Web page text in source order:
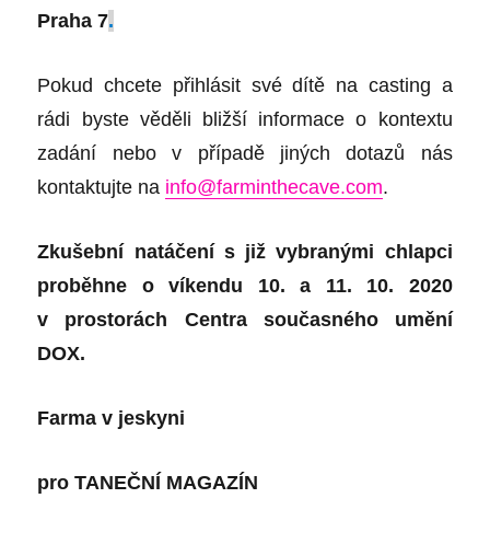
Praha 7.
Pokud chcete přihlásit své dítě na casting a
rádi byste věděli bližší informace o kontextu
zadání nebo v případě jiných dotazů nás
kontaktujte na info@farminthecave.com.
Zkušební natáčení s již vybranými chlapci
proběhne o víkendu 10. a 11. 10. 2020
v prostorách Centra současného umění
DOX.
Farma v jeskyni
proTANEČNÍ MAGAZÍN